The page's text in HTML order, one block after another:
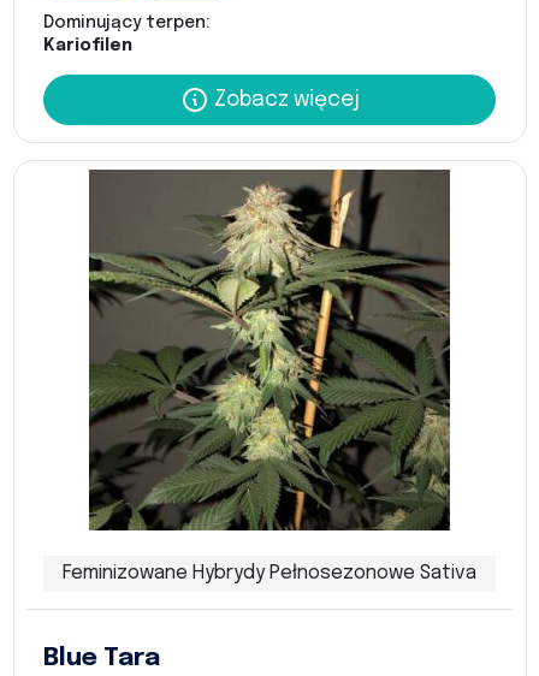
Dominujący terpen:
Kariofilen
Zobacz więcej
Feminizowane Hybrydy Pełnosezonowe Sativa
Blue Tara